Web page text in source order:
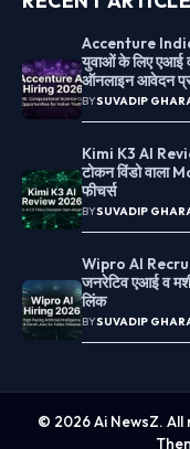
Accenture
युवाओं के लिए एआई
ऑनलाइन आवेदन
BYSUVADIP
Kimi K3 AI
टोकन विंडो वाला
फीचर्स
BYSUVADIP
Wipro AI
जनरेटिव एआई व
लिंक
BYSUVADIP
© 2026 Ai NewsZ.